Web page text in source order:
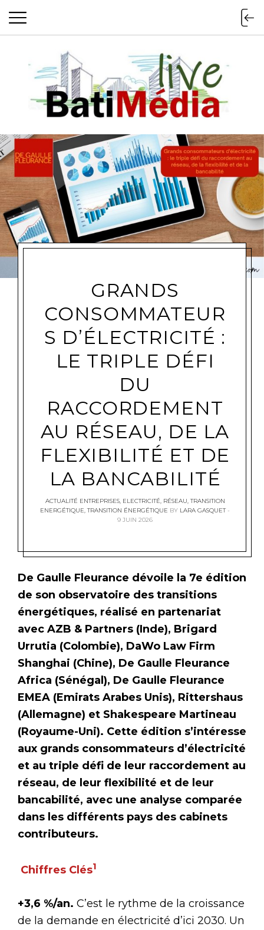
Batimedialive
GRANDS
CONSOMMATEUR
S D’ÉLECTRICITÉ :
LE TRIPLE DÉFI
DU
RACCORDEMENT
AU RÉSEAU, DE LA
FLEXIBILITÉ ET DE
LA BANCABILITÉ
ACTUALITÉ ENTREPRISES, ELECTRICITÉ, RÉSEAU,TRANSITION
ENERGÉTIQUE,TRANSITION ÉNERGÉTIQUE BY LARA GASQUET
9 JUIN 2026
De Gaulle Fleurance dévoile la 7e édition
de son observatoire des transitions
énergétiques, réalisé en partenariat
avec AZB & Partners (Inde), Brigard
Urrutia (Colombie), DaWo Law Firm
Shanghai (Chine), De Gaulle Fleurance
Africa (Sénégal), De Gaulle Fleurance
EMEA (Emirats Arabes Unis), Rittershaus
(Allemagne) et Shakespeare Martineau
(Royaume-Uni). Cette édition s’intéresse
aux grands consommateurs d’électricité
et au triple défi de leur raccordement au
réseau, de leur flexibilité et de leur
bancabilité, avec une analyse comparée
dans les différents pays des cabinets
contributeurs.
Chiffres Clés1
+3,6 %/an. C’est le rythme de la croissance
de la demande en électricité d’ici 2030. Un